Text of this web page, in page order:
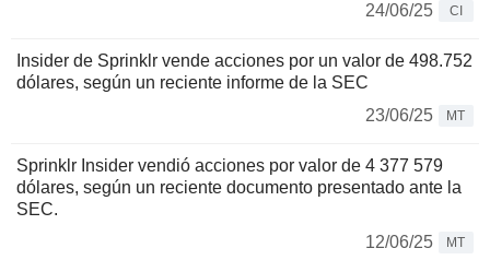
24/06/25
CI
Insider de Sprinklr vende acciones por un valor de 498.752
dólares, según un reciente informe de la SEC
23/06/25
MT
Sprinklr Insider vendió acciones por valor de 4 377 579
dólares, según un reciente documento presentado ante la
SEC.
12/06/25
MT